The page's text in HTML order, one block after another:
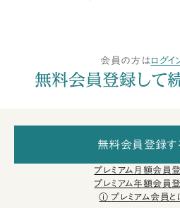
会員の方はログイ
無料会員登録して
無料会員登録す
プレミアム月額会員
プレミアム年額会員
プレミアム会員と